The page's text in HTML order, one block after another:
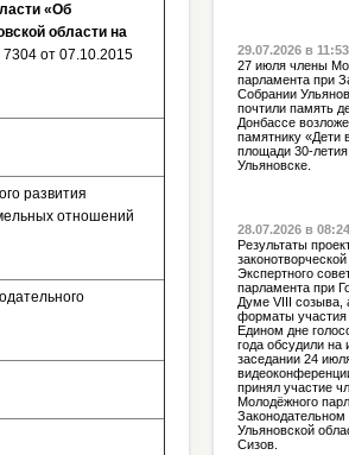
«Об
области на
от 07.10.2015
развития
отношений
29.07.2026 в 11:53
27 июля члены
парламента при
Собрании
почтили память
Донбассе
памятнику «Дети
площади 30-
Ульяновске.
28.07.2026 в 08:24
Результаты
Экспертного
парламента при
Думе VIII созыва,
форматы
Едином дне
года обсудили на
заседании 24
принял участие
Молодёжного
Ульяновской
Сизов.